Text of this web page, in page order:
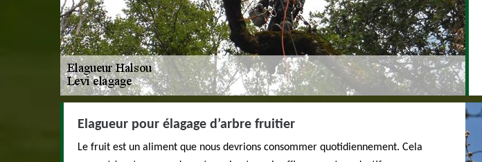
Elagueur pour élagage d’arbre fruitier
Le fruit est un aliment que nous devrions consommer quotidiennement. Cela